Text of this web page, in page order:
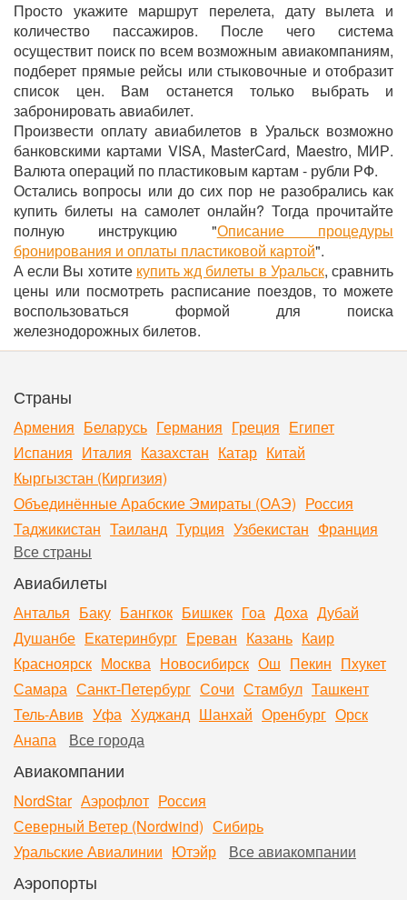
Просто укажите маршрут перелета, дату вылета и
количество пассажиров. После чего система
осуществит поиск по всем возможным авиакомпаниям,
подберет прямые рейсы или стыковочные и отобразит
список цен. Вам останется только выбрать и
забронировать авиабилет.
Произвести оплату авиабилетов в Уральск возможно
банковскими картами VISA, MasterCard, Maestro, МИР.
Валюта операций по пластиковым картам - рубли РФ.
Остались вопросы или до сих пор не разобрались как
купить билеты на самолет онлайн? Тогда прочитайте
полную инструкцию "Описание процедуры
бронирования и оплаты пластиковой картой".
А если Вы хотите купить жд билеты в Уральск, сравнить
цены или посмотреть расписание поездов, то можете
воспользоваться формой для поиска
железнодорожных билетов.
Страны
Армения Беларусь Германия Греция Египет
Испания Италия Казахстан Катар Китай
Кыргызстан (Киргизия)
Объединённые Арабские Эмираты (ОАЭ) Россия
Таджикистан Таиланд Турция Узбекистан Франция
Все страны
Авиабилеты
Анталья Баку Бангкок Бишкек Гоа Доха Дубай
Душанбе Екатеринбург Ереван Казань Каир
Красноярск Москва Новосибирск Ош Пекин Пхукет
Самара Санкт-Петербург Сочи Стамбул Ташкент
Тель-Авив Уфа Худжанд Шанхай Оренбург Орск
Анапа
Все города
Авиакомпании
NordStar Аэрофлот Россия
Северный Ветер (Nordwind) Сибирь
Уральские Авиалинии Ютэйр Все авиакомпании
Аэропорты